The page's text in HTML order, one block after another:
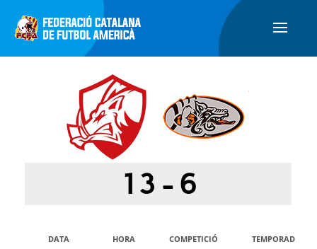
13 - 6
DATA HORA COMPETICIÓ TEMPORADA